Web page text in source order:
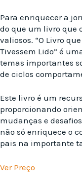
Para enriquecer a
do que um livro que
valiosos. “O Livro
Tivessem Lido” é
temas importantes
de ciclos
Este livro é um
proporcionando
mudanças e
não só enriquece o
pais na importante
Ver Preço